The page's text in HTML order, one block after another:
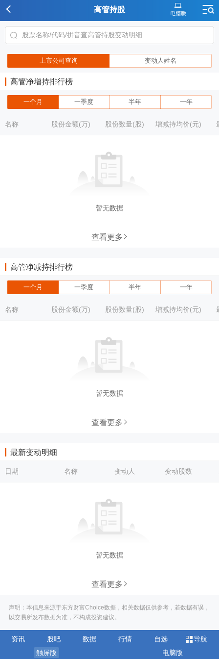
高管持股
上市公司查询 变动人姓名
高管净增持排行榜
一个月 一季度 半年 一年
名称 股份金额(万) 股份数量(股) 增减持均价(元)
暂无数据
查看更多
高管净减持排行榜
一个月 一季度 半年 一年
名称 股份金额(万) 股份数量(股) 增减持均价(元)
暂无数据
查看更多
最新变动明细
日期 名称 变动人 变动股数
暂无数据
查看更多
声明：本信息来源于东方财富Choice数据，相关数据仅供参考，若数据有误，
以交易所发布数据为准，不构成投资建议。
资讯 股吧 数据 行情 自选
导航
触屏版
电脑版